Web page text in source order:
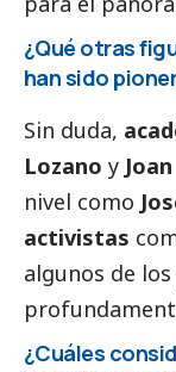
¿Qué otras
han sido
Sin duda,
Lozano y
nivel como
activistas
algunos de
¿Cuáles